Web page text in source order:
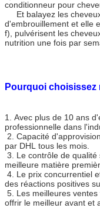
conditionneur pour
Et balayez les
d'embrouillement et elle
f), pulvérisent les
nutrition une fois par
Pourquoi choisissez
1. Avec plus de 10 ans
professionnelle dans
2. Capacité
par DHL tous les mois.
3. Le contrôle de
meilleure matière
4. Le prix concurrentiel
des réactions positives
5. Les meilleures
offrir le meilleur avant et